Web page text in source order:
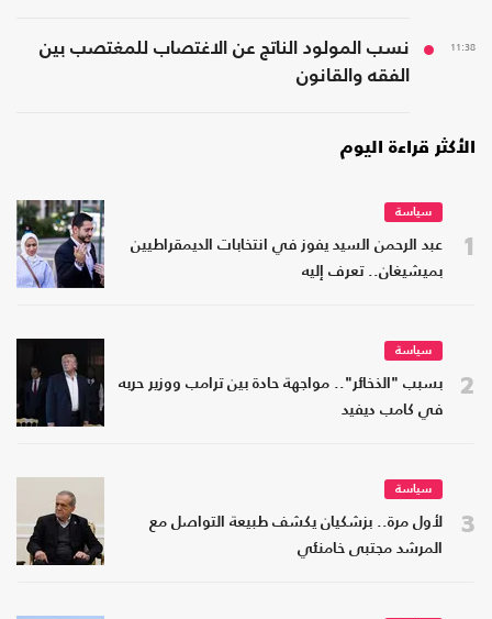
11:38
نسب المولود الناتج عن الاغتصاب للمغتصب بين
الفقه والقانون
الأكثر قراءة اليوم
1
سياسة
عبد الرحمن السيد يفوز في انتخابات الديمقراطيين
بميشيغان.. تعرف إليه
2
سياسة
بسبب "الذخائر".. مواجهة حادة بين ترامب ووزير حربه
في كامب ديفيد
3
سياسة
لأول مرة.. بزشكيان يكشف طبيعة التواصل مع
المرشد مجتبى خامنئي